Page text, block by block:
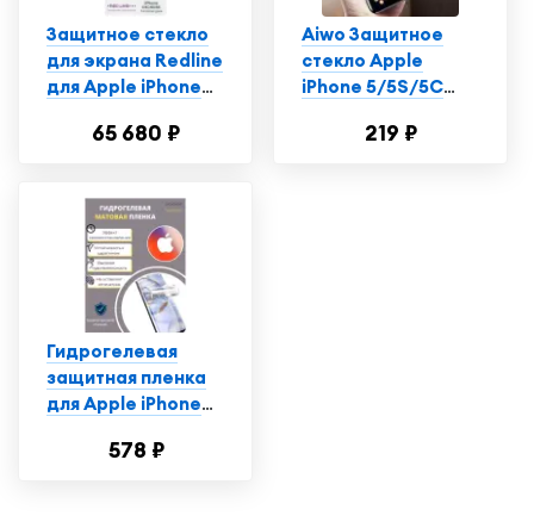
Защитное стекло
для экрана Redline
для Apple iPhone
(УТ000004780)
65 680 ₽
Aiwo Защитное
стекло Apple
iPhone 5/5S/5С
219 ₽
Гидрогелевая
защитная пленка
для Apple iPhone
5S/5/5C с578 ₽